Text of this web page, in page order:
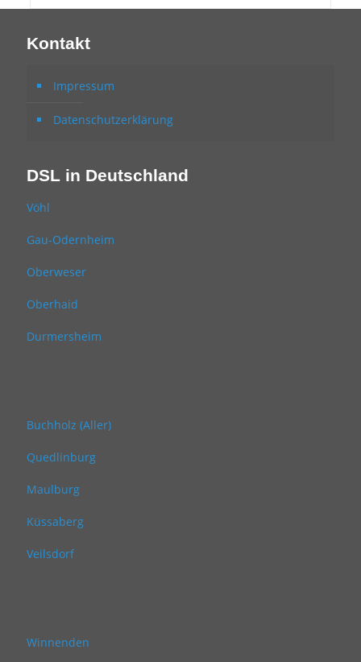
Kontakt
Impressum
Datenschutzerklärung
DSL in Deutschland
Vöhl
Gau-Odernheim
Oberweser
Oberhaid
Durmersheim
Buchholz (Aller)
Quedlinburg
Maulburg
Küssaberg
Veilsdorf
Winnenden